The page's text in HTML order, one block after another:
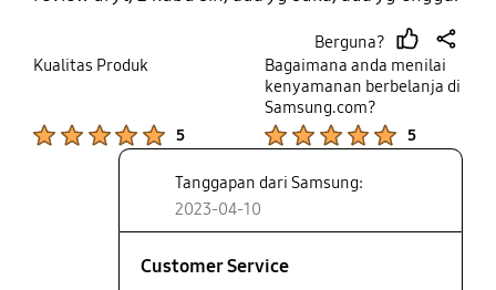
minggu, i love it. Ga pintar ngejelasin si, tp cocok
aja sm aku n the case itself feels nice and chic. Tapi
kalau ngeluarin duit sendiri utk beli case stgh juta
Berguna?
thumb
up
share
Kualitas Produk
5
Bagaimana anda menilai
kenyamanan berbelanja di
Samsung.com?
5
Tanggapan dari Samsung:
2023-04-10
Customer Service